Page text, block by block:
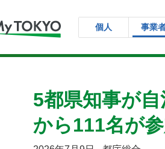
個人 事業
5都県知事が
から111名が